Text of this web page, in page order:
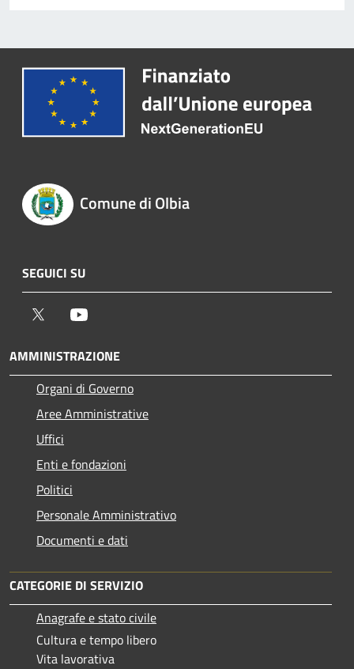
Comune di Olbia
SEGUICI SU
Twitter
AMMINISTRAZIONE
Organi di Governo
Aree Amministrative
Uffici
Enti e fondazioni
Politici
Personale Amministrativo
Documenti e dati
CATEGORIE DI SERVIZIO
Anagrafe e stato civile
Cultura e tempo libero
Vita lavorativa